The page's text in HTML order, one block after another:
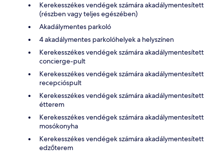
Kerekesszékes vendégek számára akadálymentesített
(részben vagy teljes egészében)
Akadálymentes parkoló
4 akadálymentes parkolóhelyek a helyszínen
Kerekesszékes vendégek számára akadálymentesített
concierge-pult
Kerekesszékes vendégek számára akadálymentesített
recepcióspult
Kerekesszékes vendégek számára akadálymentesített
étterem
Kerekesszékes vendégek számára akadálymentesített
mosókonyha
Kerekesszékes vendégek számára akadálymentesített
edzőterem